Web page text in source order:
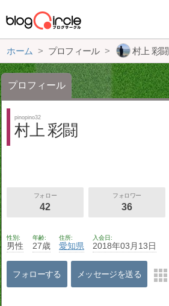
ホーム プロフィール 村上 彩闘
プロフィール
pinopino32
村上 彩闘
フォロー
42
フォロワー
36
性別
男性
年齢
27歳
住所
愛知県
入会日
2018年03月13日
フォローする メッセージを送る